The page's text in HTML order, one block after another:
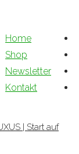
Home
Shop
Newsletter
Kontakt
| Start auf